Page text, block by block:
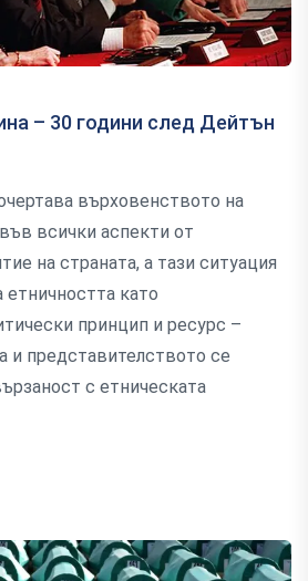
– 30 години след Дейтън
върховенството на
всички аспекти от
на страната, а тази ситуация
етничността като
принцип и ресурс –
и представителството се
с етническата